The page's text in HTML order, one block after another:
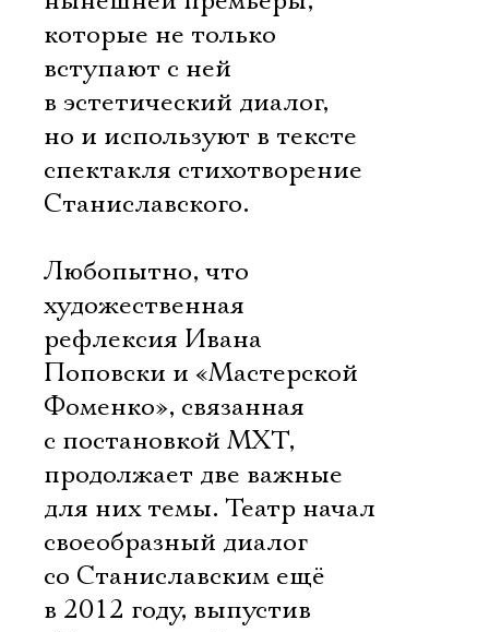
которые не только
вступают с ней
в эстетический диалог,
но и используют в тексте
спектакля стихотворение
Станиславского.
Любопытно, что
художественная
рефлексия Ивана
Поповски и «Мастерской
Фоменко», связанная
с постановкой МХТ,
продолжает две важные
для них темы. Театр начал
своеобразный диалог
со Станиславским ещё
в 2012 году, выпустив